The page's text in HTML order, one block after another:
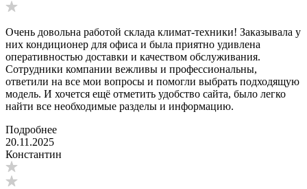
Очень довольна работой склада климат-техники! Заказывала у
них кондиционер для офиса и была приятно удивлена
оперативностью доставки и качеством обслуживания.
Сотрудники компании вежливы и профессиональны,
ответили на все мои вопросы и помогли выбрать подходящую
модель. И хочется ещё отметить удобство сайта, было легко
найти все необходимые разделы и информацию.
Подробнее
20.11.2025
Константин